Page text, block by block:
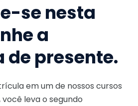
se nesta
a
de presente.
em um de nossos cursos
leva o segundo